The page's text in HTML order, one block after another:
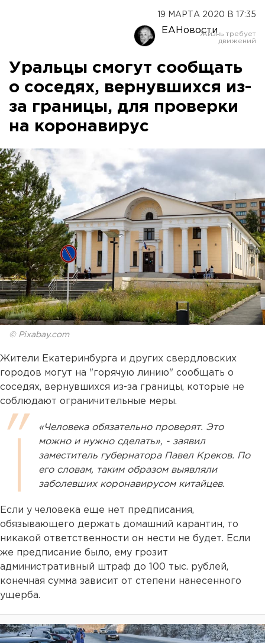
19 МАРТА 2020 В 17:35
ЕАНовости
Уральцы смогут сообщать
о соседях, вернувшихся из-
за границы, для проверки
на коронавирус
© Pixabay.com
Жители Екатеринбурга и других свердловских
городов могут на "горячую линию" сообщать о
соседях, вернувшихся из-за границы, которые не
соблюдают ограничительные меры.
«Человека обязательно проверят. Это
можно и нужно сделать», - заявил
заместитель губернатора Павел Креков. По
его словам, таким образом выявляли
заболевших коронавирусом китайцев.
Если у человека еще нет предписания,
обязывающего держать домашний карантин, то
никакой ответственности он нести не будет. Если
же предписание было, ему грозит
административный штраф до 100 тыс. рублей,
конечная сумма зависит от степени нанесенного
ущерба.